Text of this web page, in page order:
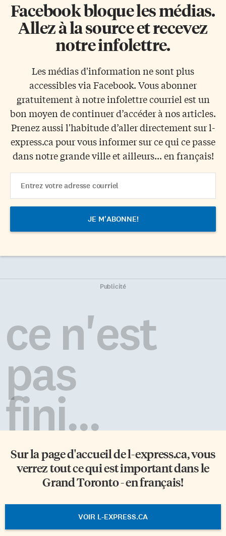
Facebook bloque les médias.
Allez à la source et recevez
notre infolettre.
Les médias d'information ne sont plus
accessibles via Facebook. Vous abonner
gratuitement à notre infolettre courriel est un
bon moyen de continuer d’accéder à nos articles.
Prenez aussi l'habitude d’aller directement sur l-
express.ca pour vous informer sur ce qui ce passe
dans notre grande ville et ailleurs... en français!
Address
Publicité
ce n'est
pas
fini...
Sur la page d'accueil del-express.ca, vous
verrez tout ce qui est important dans le
Grand Toronto - en français!
VOIR L-EXPRESS.CA